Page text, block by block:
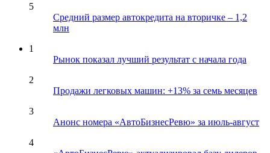
5
Средний размер автокредита на вторичке – 1,2
млн
1
Рынок показал лучший результат с начала года
2
Продажи легковых машин: +13% за семь месяцев
3
Анонс номера «АвтоБизнесРевю» за июль-август
4